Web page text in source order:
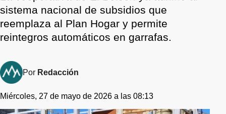
sistema nacional de subsidios que
reemplaza al Plan Hogar y permite
reintegros automáticos en garrafas.
Por Redacción
Miércoles, 27 de mayo de 2026 a las 08:13